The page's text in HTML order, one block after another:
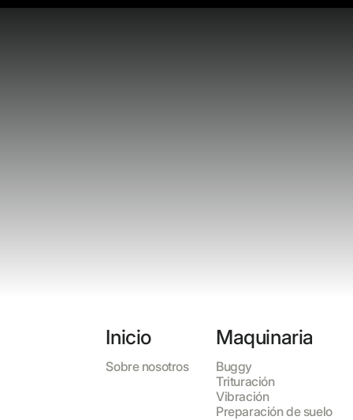
Inicio
Sobre nosotros
Maquinaria
Buggy
Trituración
Vibración
Preparación de suelo